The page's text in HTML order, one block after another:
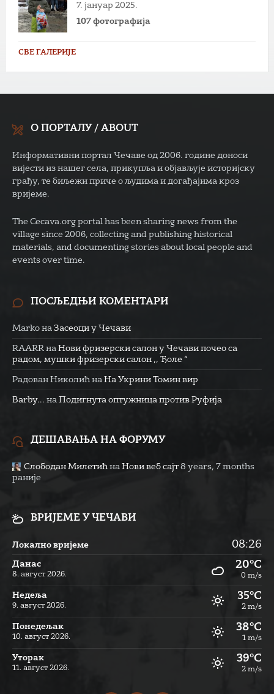
7. јануар 2025.
107 фотографија
СВЕ ГАЛЕРИЈЕ
О ПОРТАЛУ / ABOUT
Информативни портал Чечаве од 2006. године доноси
вијести из нашег села, прикупља и објављује историјску
грађу, те биљежи приче о људима и догађајима кроз
вријеме.
The Cecava.org portal has been sharing news from the
village since 2006, collecting and publishing historical
materials, and documenting stories about local people and
events over time.
ПОСЉЕДЊИ КОМЕНТАРИ
Marko на Засеоци у Чечави
RAARR на Нови фризерски салон у Чечави почео са
радом, мушки фризерски салон ,, Ђоле “
Радован Николић на На Укрини Томин вир
Barby... на Подигнута оптужница против Руфија
ДЕШАВАЊА НА ФОРУМУ
Слободан Милетић на Нови веб сајт 8 years, 7 months
раније
ВРИЈЕМЕ У ЧЕЧАВИ
Локално вријеме 08:26
Данас
8. август 2026.
20°C
0 m/s
Недеља
9. август 2026.
35°C
2 m/s
Понедељак
10. август 2026.
38°C
1 m/s
Уторак
11. август 2026.
39°C
2 m/s